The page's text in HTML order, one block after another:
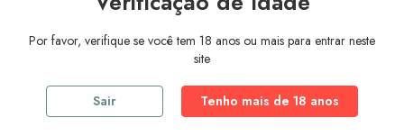
Por favor, verifique se você tem 18 anos ou mais para entrar neste
site
Sair Tenho mais de 18 anos